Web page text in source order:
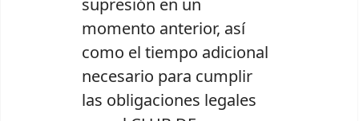
supresión en un
momento anterior, así
como el tiempo adicional
necesario para cumplir
las obligaciones legales